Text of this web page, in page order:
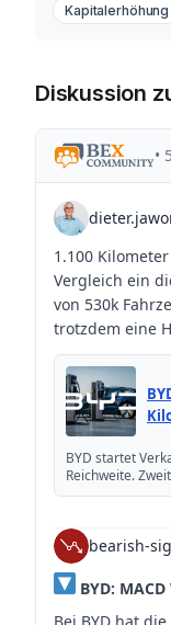
Kapitalerhöhung
Diskussion